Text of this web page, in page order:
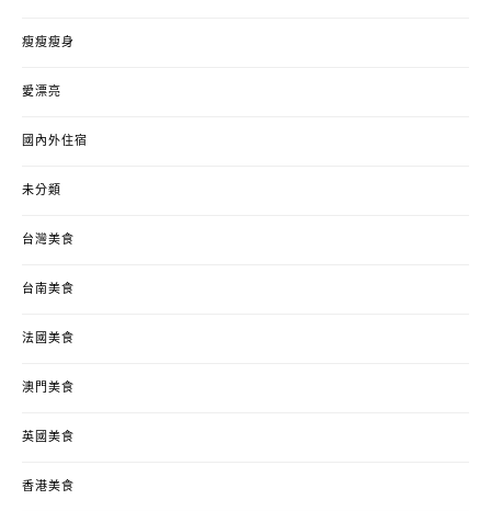
瘦瘦瘦身
愛漂亮
國內外住宿
未分類
台灣美食
台南美食
法國美食
澳門美食
英國美食
香港美食